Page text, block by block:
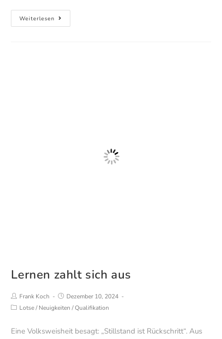
Weiterlesen
bilden
Lernen zahlt sich aus
Beitrags-
Autor:
Frank Koch
Beitrag
veröffentlicht:
Dezember 10, 2024
Beitrags-
Lotse / Neuigkeiten /Qualifikation
Eine Volksweisheit besagt: „Stillstand ist Rückschritt“. Aus